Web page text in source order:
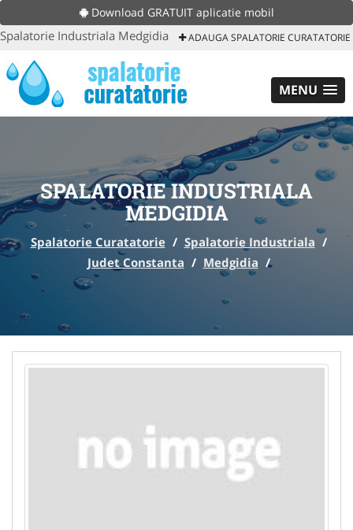
Download GRATUIT aplicatie mobil
Spalatorie Industriala Medgidia ADAUGA SPALATORIE CURATATORIE
MENU
SPALATORIE INDUSTRIALA
MEDGIDIA
Spalatorie Curatatorie / Spalatorie Industriala /
Judet Constanta / Medgidia /